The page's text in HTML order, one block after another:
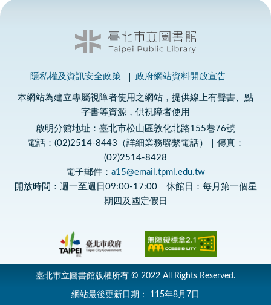
隱私權及資訊安全政策 政府網站資料開放宣告
本網站為建立專屬視障者使用之網站，提供線上有聲書、點
字書等資源，供視障者使用
啟明分館地址：臺北市松山區敦化北路155巷76號
電話：(02)2514-8443（詳細業務聯繫電話）｜傳真：
(02)2514-8428
電子郵件： a15@email.tpml.edu.tw
開放時間：週一至週日09:00-17:00｜休館日：每月第一個星
期四及國定假日
臺北市立圖書館版權所有 © 2022 All Rights Reserved.
網站最後更新日期： 115年8月7日